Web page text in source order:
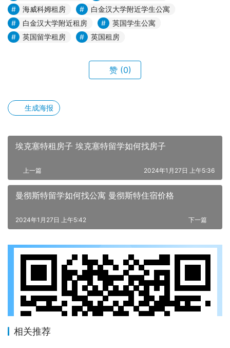
海威科姆租房
白金汉大学附近学生公寓
白金汉大学附近租房
英国学生公寓
英国留学租房
英国租房
赞 (0)
生成海报
埃克塞特租房子 埃克塞特留学如何找房子
上一篇 2024年1月27日 上午5:36
曼彻斯特留学如何找公寓 曼彻斯特住宿价格
下一篇
2024年1月27日 上午5:42
相关推荐